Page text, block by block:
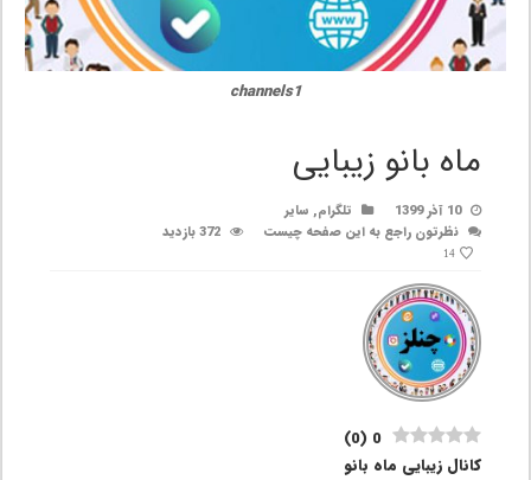
channels1
ماه بانو زیبایی
10 آذر 1399 تلگرام, سایر
نظرتون راجع به این صفحه چیست
372 بازدید
14
0
(
0
)
کانال زیبایی ماه بانو